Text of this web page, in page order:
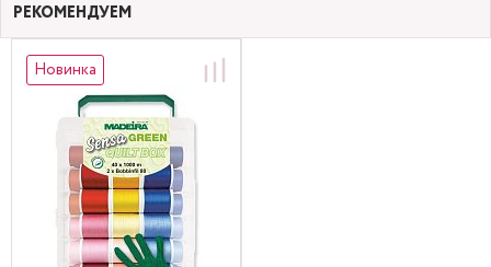
РЕКОМЕНДУЕМ
Новинка